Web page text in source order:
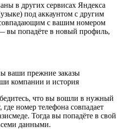
в других сервисах Яндекса
под аккаунтом с другим
с вашим номером
вы попадёте в новый профиль,
ваши прежние заказы
компании и история
что вы вошли в нужный
номер телефона совпадает
Тогда вы попадёте в свой
данными.